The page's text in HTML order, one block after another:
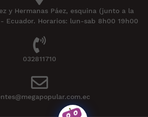
y Hermanas Páez, esquina (junto a la
- Ecuador. Horarios: lun-sab 8h00 19h00
032811710